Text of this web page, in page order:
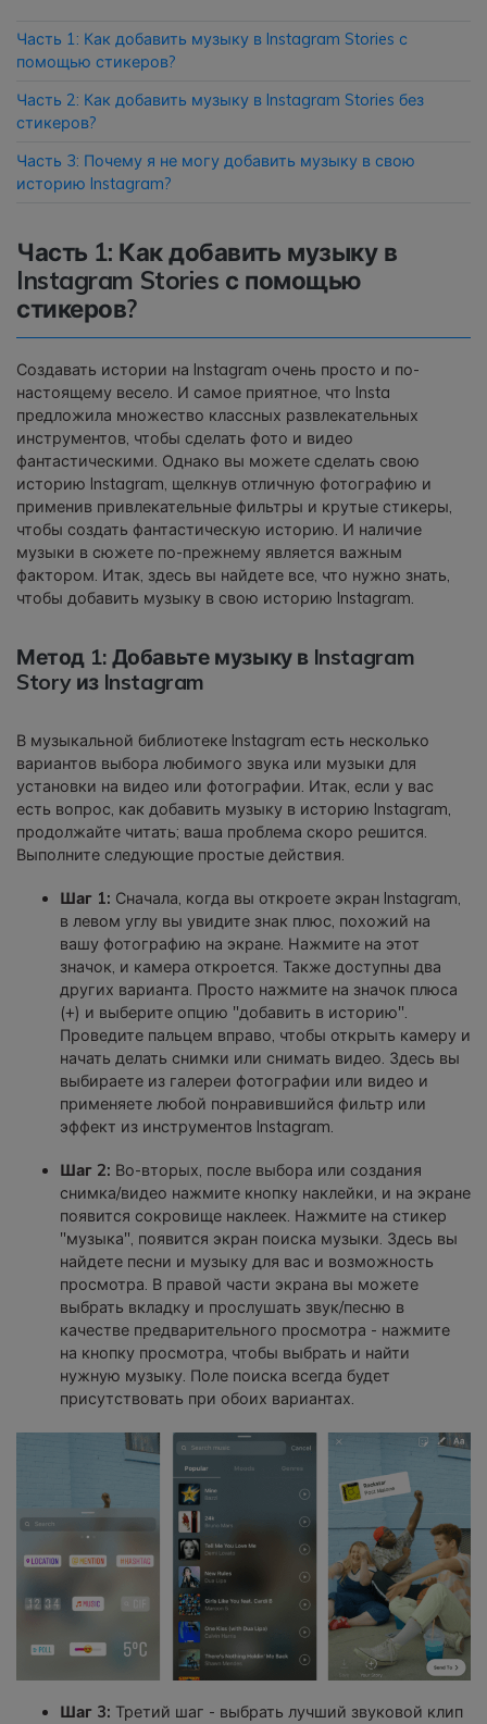
Перенос плейлистов
плейлисты с одного потокового
Mutsapper
WhatsApp Business без сброса
Приложение MobileTrans
Передавайте данные смартфона,
данные WhatsApp и файлы между
устройствами.
Часть 1: Как добавить музыку в Instagram Stories с
помощью стикеров?
Часть 2: Как добавить музыку в Instagram Stories без
стикеров?
Часть 3: Почему я не могу добавить музыку в свою
историю Instagram?
Часть 1: Как добавить музыку в
Instagram Stories с помощью
стикеров?
Создавать истории на Instagram очень просто и по-
настоящему весело. И самое приятное, что Insta
предложила множество классных развлекательных
инструментов, чтобы сделать фото и видео
фантастическими. Однако вы можете сделать свою
историю Instagram, щелкнув отличную фотографию и
применив привлекательные фильтры и крутые стикеры,
чтобы создать фантастическую историю. И наличие
музыки в сюжете по-прежнему является важным
фактором. Итак, здесь вы найдете все, что нужно знать,
чтобы добавить музыку в свою историю Instagram.
Метод 1: Добавьте музыку в Instagram
Story из Instagram
В музыкальной библиотеке Instagram есть несколько
вариантов выбора любимого звука или музыки для
установки на видео или фотографии. Итак, если у вас
есть вопрос, как добавить музыку в историю Instagram,
продолжайте читать; ваша проблема скоро решится.
Выполните следующие простые действия.
Шаг 1: Сначала, когда вы откроете экран Instagram,
в левом углу вы увидите знак плюс, похожий на
вашу фотографию на экране. Нажмите на этот
значок, и камера откроется. Также доступны два
других варианта. Просто нажмите на значок плюса
(+) и выберите опцию "добавить в историю".
Проведите пальцем вправо, чтобы открыть камеру и
начать делать снимки или снимать видео. Здесь вы
выбираете из галереи фотографии или видео и
применяете любой понравившийся фильтр или
эффект из инструментов Instagram.
Шаг 2: Во-вторых, после выбора или создания
снимка/видео нажмите кнопку наклейки, и на экране
появится сокровище наклеек. Нажмите на стикер
"музыка", появится экран поиска музыки. Здесь вы
найдете песни и музыку для вас и возможность
просмотра. В правой части экрана вы можете
выбрать вкладку и прослушать звук/песню в
качестве предварительного просмотра - нажмите
на кнопку просмотра, чтобы выбрать и найти
нужную музыку. Поле поиска всегда будет
присутствовать при обоих вариантах.
Шаг 3: Третий шаг - выбрать лучший звуковой клип